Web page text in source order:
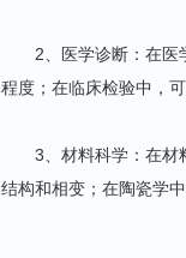
2、医学诊断：在医学
程度；在临床检验中，
3、材料科学：在材料
结构和相变；在陶瓷学